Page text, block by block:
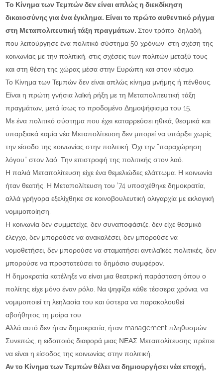
Το Κίνημα των Τεμπών δεν είναι απλώς η διεκδίκηση
δικαιοσύνης για ένα έγκλημα. Είναι το πρώτο αυθεντικό ρήγμα
στη Μεταπολιτευτική τάξη πραγμάτων.Στον τρόπο, δηλαδή,
που λειτούργησε ένα πολιτικό σύστημα 50 χρόνων, στη σχέση της
κοινωνίας με την πολιτική, στις σχέσεις των πολιτών μεταξύ τους
και στη θέση της χώρας μέσα στην Ευρώπη και στον κόσμο.
Το Κίνημα των Τεμπών δεν είναι απλώς κίνημα μνήμης ή πένθους.
Είναι η πρώτη γνήσια λαϊκή ρήξη με τη Μεταπολιτευτική τάξη
πραγμάτων, μετά ίσως το προδομένο Δημοψήφισμα του 15.
Με ένα πολιτικό σύστημα που έχει καταρρεύσει ηθικά, θεσμικά και
υπαρξιακά καμία νέα Μεταπολίτευση δεν μπορεί να υπάρξει χωρίς
την είσοδο της κοινωνίας στην πολιτική. Όχι την “παραχώρηση
λόγου” στον λαό. Την επιστροφή της πολιτικής στον λαό.
Η παλιά Μεταπολίτευση είχε ένα θεμελιώδες ελάττωμα. Η κοινωνία
ήταν θεατής. Η Μεταπολίτευση του ’74 υποσχέθηκε δημοκρατία,
αλλά γρήγορα εξελίχθηκε σε κοινοβουλευτική ολιγαρχία με εκλογική
νομιμοποίηση.
Η κοινωνία δεν συμμετείχε, δεν συναποφάσιζε, δεν είχε θεσμικό
έλεγχο, δεν μπορούσε να ανακαλέσει, δεν μπορούσε να
νομοθετήσει, δεν μπορούσε να σταματήσει αντιλαϊκές πολιτικές, δεν
μπορούσε να προστατεύσει το δημόσιο συμφέρον.
Η δημοκρατία κατέληξε να είναι μια θεατρική παράσταση όπου ο
πολίτης είχε μόνο έναν ρόλο. Να ψηφίζει κάθε τέσσερα χρόνια, να
νομιμοποιεί τη λεηλασία του και ύστερα να παρακολουθεί
αβοήθητος τη μοίρα του.
Αλλά αυτό δεν ήταν δημοκρατία, ήταν management πληθυσμών.
Συνεπώς, η ειδοποιός διαφορά μιας ΝΕΑΣ Μεταπολίτευσης πρέπει
να είναι η είσοδος της κοινωνίας στην πολιτική.
Αν το Κίνημα των Τεμπών θέλει να δημιουργήσει νέα εποχή,